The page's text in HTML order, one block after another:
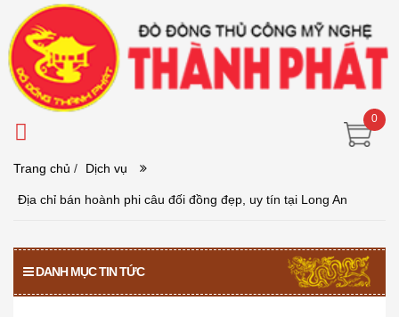
0
Trang chủ / Dịch vụ
Địa chỉ bán hoành phi câu đối đồng đẹp, uy tín tại Long An
DANH MỤC TIN TỨC